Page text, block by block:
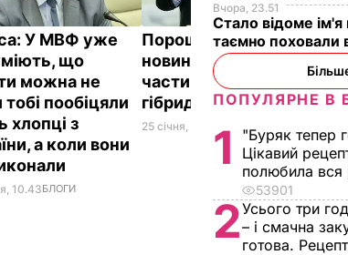
У МВФ уже
що
можна не
тобі пообіцяли
хлопці з
а коли вони
10.43БЛОГИ
Порошенко: Фейкові
новини у світі є
частиною російської
гібридної війни
25 січня, 10.33
25
Вчора, 23.51
Стало відоме ім'я
таємно поховали
ПОПУЛЯРНЕ В
1
"Буряк тепер
Цікавий
полюбила вся
53901
2Усього три
– і смачна
готова.